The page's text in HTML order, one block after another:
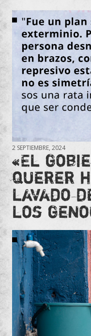
2 SEPTIEMBRE, 2024
«El
querer
lavado
los